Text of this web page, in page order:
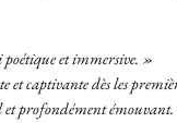
et immersive. »
captivante dès les
profondément